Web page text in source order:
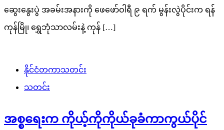
ဆွေးနွေးပွဲ အခမ်းအနားကို ဖေဖော်ဝါရီ ၉ ရက် မွန်းလွဲပိုင်းက ရန်
ကုန်မြို၊ ရွှေဘုံသာလမ်းနဲ့ ကုန် […]
နိုင်ငံတကာသတင်း
သတင်း
အစ္စရေးက ကိုယ့်ကိုကိုယ်ခုခံကာကွယ်ပိုင်